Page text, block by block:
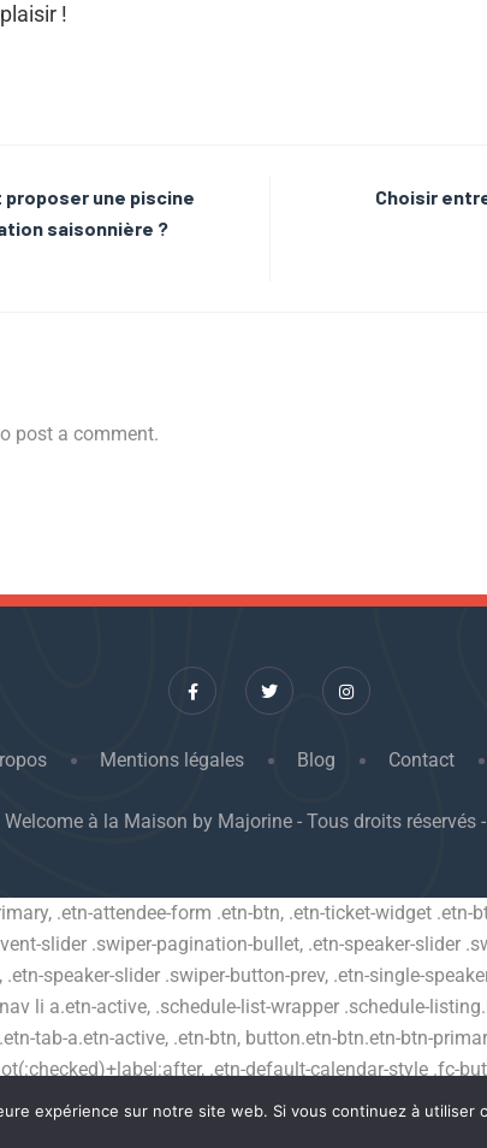
!
une piscine
saisonnière ?
Choisir
post a comment.
Mentions légales Blog Contact
Welcome à la Maison by Majorine - Tous droits réservés
.etn-attendee-form .etn-btn, .etn-ticket-widget .etn-
slider .swiper-pagination-bullet, .etn-speaker-slider
speaker-slider .swiper-button-prev, .etn-single-
li a.etn-active, .schedule-list-wrapper .schedule-
tab-a.etn-active, .etn-btn, button.etn-btn.etn-btn-
.etn-default-calendar-style .fc-
event-banner-wrap, .events_calendar_list .calendar-
.etn-recurring-event-wrapper #seeMore, .more-
expérience sur notre site web. Si vous continuez à